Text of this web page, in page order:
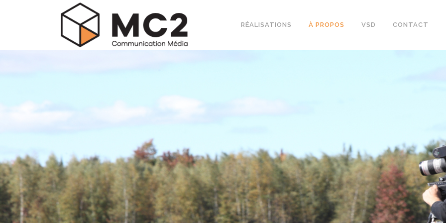
RÉALISATIONS À PROPOS VSD CONTACT